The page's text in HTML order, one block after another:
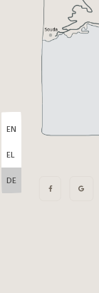
EN
EL
DE